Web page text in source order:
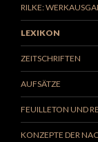
RILKE:
LEXIKON
ZEITSCHRIFTEN
AUFSÄTZE
FEUILLETON UND
KONZEPTE DER